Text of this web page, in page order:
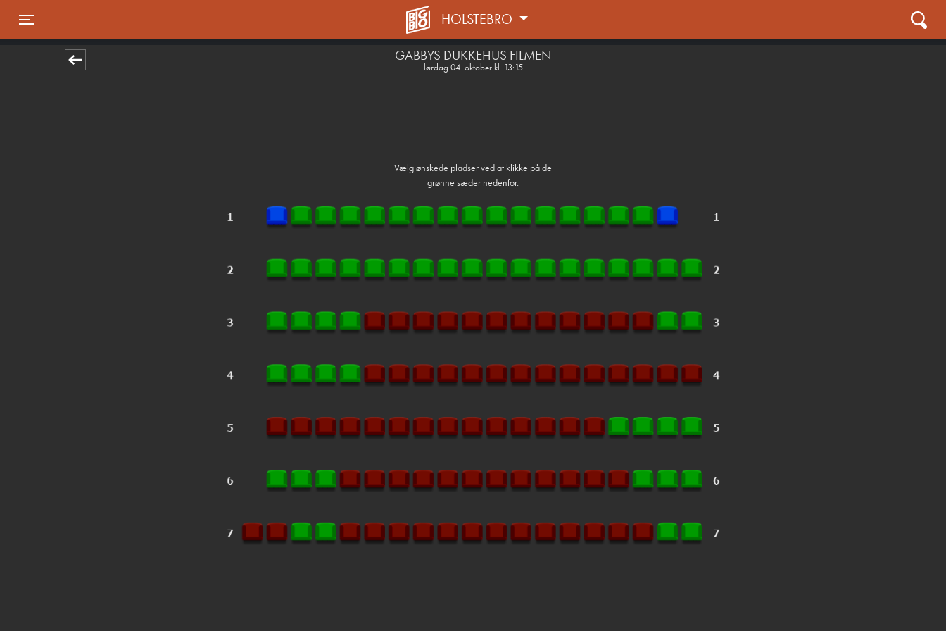
HOLSTEBRO
GABBYS DUKKEHUS FILMEN
lørdag 04. oktober kl. 13:15
Vælg ønskede pladser ved at klikke på de
grønne sæder nedenfor.
front03-cc 094342